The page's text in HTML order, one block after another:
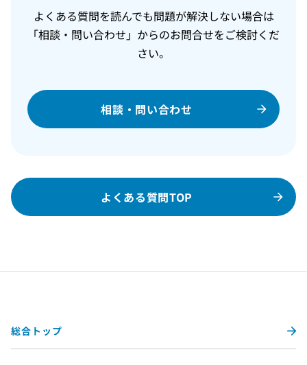
よくある質問を読んでも問題が解決しない場合は
「相談・問い合わせ」からのお問合せをご検討くだ
さい。
相談・問い合わせ
よくある質問TOP
総合トップ